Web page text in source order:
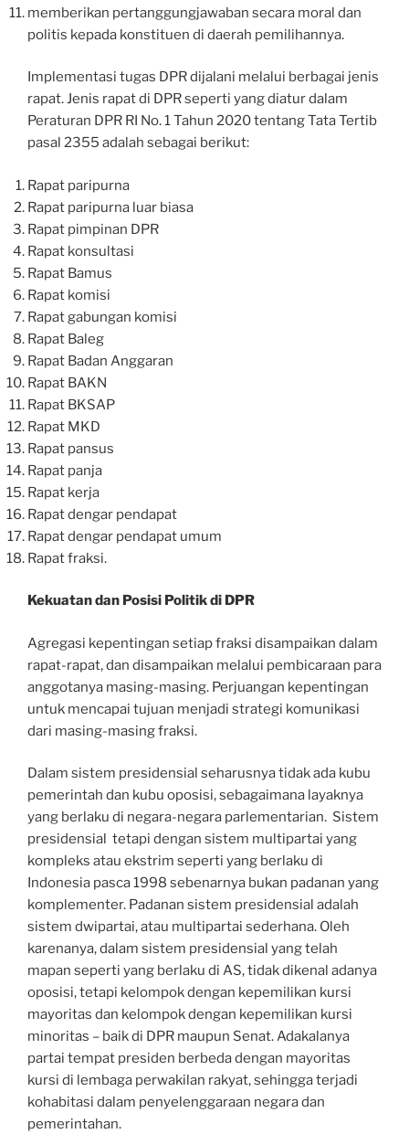
memberikan pertanggungjawaban secara moral dan
politis kepada konstituen di daerah pemilihannya.
Implementasi tugas DPR dijalani melalui berbagai jenis
rapat. Jenis rapat di DPR seperti yang diatur dalam
Peraturan DPR RI No. 1 Tahun 2020 tentang Tata Tertib
pasal 2355 adalah sebagai berikut:
Rapat paripurna
Rapat paripurna luar biasa
Rapat pimpinan DPR
Rapat konsultasi
Rapat Bamus
Rapat komisi
Rapat gabungan komisi
Rapat Baleg
Rapat Badan Anggaran
Rapat BAKN
Rapat BKSAP
Rapat MKD
Rapat pansus
Rapat panja
Rapat kerja
Rapat dengar pendapat
Rapat dengar pendapat umum
Rapat fraksi.
Kekuatan dan Posisi Politik di DPR
Agregasi kepentingan setiap fraksi disampaikan dalam
rapat-rapat, dan disampaikan melalui pembicaraan para
anggotanya masing-masing. Perjuangan kepentingan
untuk mencapai tujuan menjadi strategi komunikasi
dari masing-masing fraksi.
Dalam sistem presidensial seharusnya tidak ada kubu
pemerintah dan kubu oposisi, sebagaimana layaknya
yang berlaku di negara-negara parlementarian. Sistem
presidensial tetapi dengan sistem multipartai yang
kompleks atau ekstrim seperti yang berlaku di
Indonesia pasca 1998 sebenarnya bukan padanan yang
komplementer. Padanan sistem presidensial adalah
sistem dwipartai, atau multipartai sederhana. Oleh
karenanya, dalam sistem presidensial yang telah
mapan seperti yang berlaku di AS, tidak dikenal adanya
oposisi, tetapi kelompok dengan kepemilikan kursi
mayoritas dan kelompok dengan kepemilikan kursi
minoritas – baik di DPR maupun Senat. Adakalanya
partai tempat presiden berbeda dengan mayoritas
kursi di lembaga perwakilan rakyat, sehingga terjadi
kohabitasi dalam penyelenggaraan negara dan
pemerintahan.